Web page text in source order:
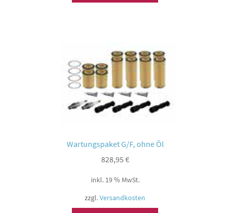
Wartungspaket G/F, ohne Öl
828,95 €
inkl. 19 % MwSt.
zzgl.Versandkosten